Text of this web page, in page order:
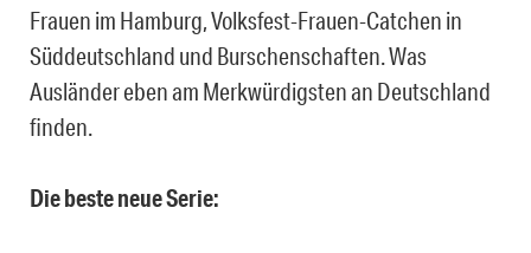
Frauen im Hamburg, Volksfest-Frauen-Catchen in
Süddeutschland und Burschenschaften. Was
Ausländer eben am Merkwürdigsten an Deutschland
finden.
Die beste neue Serie: